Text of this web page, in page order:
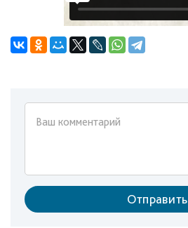
Отправить